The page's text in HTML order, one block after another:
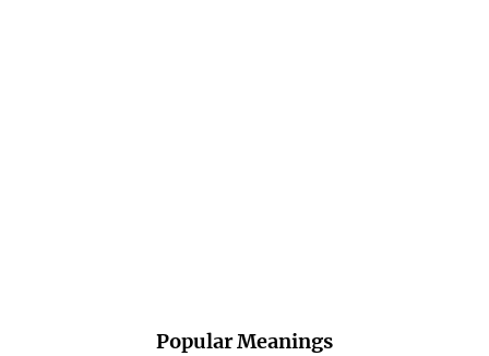
Popular Meanings